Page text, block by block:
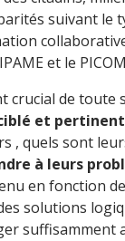
suivant le
et le
crucial de toute
et pertinent
, quels sont
à leurs
en fonction
solutions
suffisamment